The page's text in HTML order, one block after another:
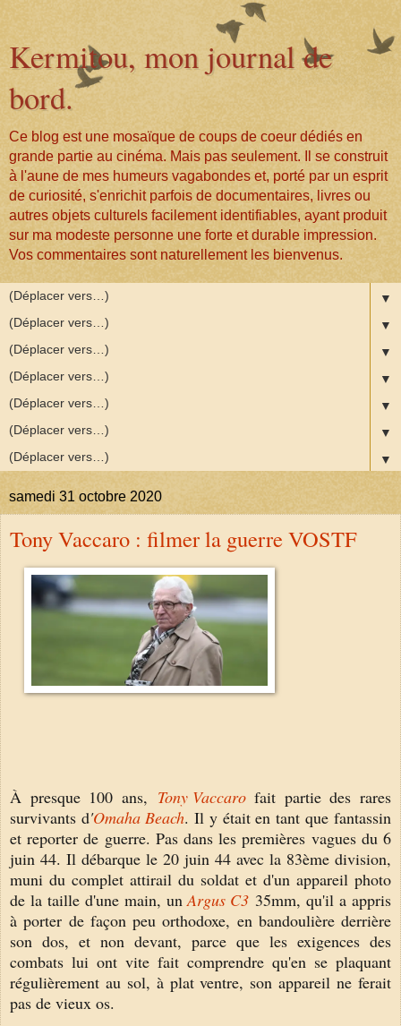
Kermitou, mon journal de
bord.
Ce blog est une mosaïque de coups de coeur dédiés en
grande partie au cinéma. Mais pas seulement. Il se construit
à l'aune de mes humeurs vagabondes et, porté par un esprit
de curiosité, s'enrichit parfois de documentaires, livres ou
autres objets culturels facilement identifiables, ayant produit
sur ma modeste personne une forte et durable impression.
Vos commentaires sont naturellement les bienvenus.
▼
▼
▼
▼
▼
▼
▼
samedi 31 octobre 2020
Tony Vaccaro : filmer la guerre VOSTF
À presque 100 ans, Tony Vaccaro fait partie des rares
survivants d'Omaha Beach. Il y était en tant que fantassin
et reporter de guerre. Pas dans les premières vagues du 6
juin 44. Il débarque le 20 juin 44 avec la 83ème division,
muni du complet attirail du soldat et d'un appareil photo
de la taille d'une main, unArgus C3 35mm, qu'il a appris
à porter de façon peu orthodoxe, en bandoulière derrière
son dos, et non devant, parce que les exigences des
combats lui ont vite fait comprendre qu'en se plaquant
régulièrement au sol, à plat ventre, son appareil ne ferait
pas de vieux os.